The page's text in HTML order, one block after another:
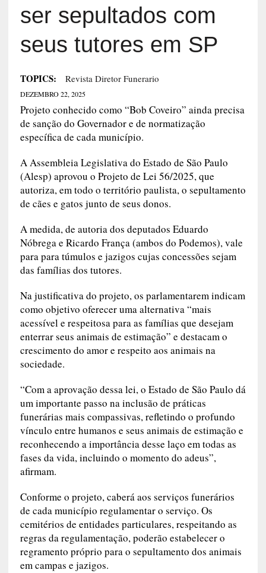
ser sepultados com
seus tutores em SP
TOPICS: Revista Diretor Funerario
DEZEMBRO 22, 2025
Projeto conhecido como “Bob Coveiro” ainda precisa
de sanção do Governador e de normatização
específica de cada município.
A Assembleia Legislativa do Estado de São Paulo
(Alesp) aprovou o Projeto de Lei 56/2025, que
autoriza, em todo o território paulista, o sepultamento
de cães e gatos junto de seus donos.
A medida, de autoria dos deputados Eduardo
Nóbrega e Ricardo França (ambos do Podemos), vale
para para túmulos e jazigos cujas concessões sejam
das famílias dos tutores.
Na justificativa do projeto, os parlamentarem indicam
como objetivo oferecer uma alternativa “mais
acessível e respeitosa para as famílias que desejam
enterrar seus animais de estimação” e destacam o
crescimento do amor e respeito aos animais na
sociedade.
“Com a aprovação dessa lei, o Estado de São Paulo dá
um importante passo na inclusão de práticas
funerárias mais compassivas, refletindo o profundo
vínculo entre humanos e seus animais de estimação e
reconhecendo a importância desse laço em todas as
fases da vida, incluindo o momento do adeus”,
afirmam.
Conforme o projeto, caberá aos serviços funerários
de cada município regulamentar o serviço. Os
cemitérios de entidades particulares, respeitando as
regras da regulamentação, poderão estabelecer o
regramento próprio para o sepultamento dos animais
em campas e jazigos.